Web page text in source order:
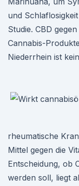
und
Studie. CBD
Cannabis-
Niederrhein ist
rheumatische
Mittel gegen die
Entscheidung, ob
werden soll, liegt